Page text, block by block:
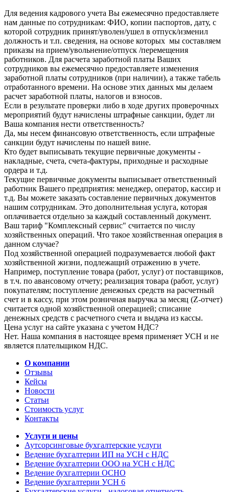
Для ведения кадрового учета Вы ежемесячно предоставляете
нам данные по сотрудникам: ФИО, копии паспортов, дату, с
которой сотрудник принят/уволен/ушел в отпуск/изменил
должность и т.п. сведения, на основе которых мы составляем
приказы на прием/увольнение/отпуск /перемещения
работников. Для расчета заработной платы Ваших
сотрудников вы ежемесячно предоставляете изменения
заработной платы сотрудников (при наличии), а также табель
отработанного времени. На основе этих данных мы делаем
расчет заработной платы, налогов и взносов.
Если в результате проверки либо в ходе других проверочных
мероприятий будут начислены штрафные санкции, будет ли
Ваша компания нести ответственность?
Да, мы несем финансовую ответственность, если штрафные
санкции будут начислены по нашей вине.
Кто будет выписывать текущие первичные документы -
накладные, счета, счета-фактуры, приходные и расходные
ордера и т.д.
Текущие первичные документы выписывает ответственный
работник Вашего предприятия: менеджер, оператор, кассир и
т.д. Вы можете заказать составление первичных документов
нашим сотрудникам. Это дополнительная услуга, которая
оплачивается отдельно за каждый составленный документ.
Ваш тариф "Комплексный сервис" считается по числу
хозяйственных операций. Что такое хозяйственная операция в
данном случае?
Под хозяйственной операцией подразумевается любой факт
хозяйственной жизни, подлежащий отражению в учете.
Например, поступление товара (работ, услуг) от поставщиков,
в т.ч. по авансовому отчету; реализация товара (работ, услуг)
покупателям; поступление денежных средств на расчетный
счет и в кассу, при этом розничная выручка за месяц (Z-отчет)
считается одной хозяйственной операцией; списание
денежных средств с расчетного счета и выдача из кассы.
Цена услуг на сайте указана с учетом НДС?
Нет. Наша компания в настоящее время применяет УСН и не
является плательщиком НДС.
О компании
Отзывы
Кейсы
Новости
Статьи
Стоимость услуг
Контакты
Услуги и цены
Аутсорсинговые бухгалтерские услуги
Ведение бухгалтерии ИП на УСН с НДС
Ведение бухгалтерии ООО на УСН с НДС
Ведение бухгалтерии ОСНО
Ведение бухгалтерии УСН 6